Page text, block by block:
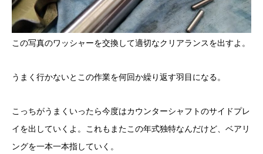
この写真のワッシャーを交換して適切なクリアランスを出すよ。
うまく行かないとこの作業を何回か繰り返す羽目になる。
こっちがうまくいったら今度はカウンターシャフトのサイドプレ
イを出していくよ。これもまたこの年式独特なんだけど、ベアリ
ングを一本一本指していく。